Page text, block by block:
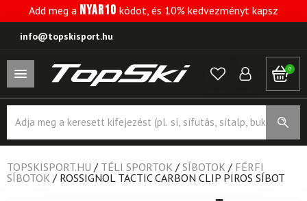
Add meg a NYAR10 kódot, és 10% kedvezményt kapsz
info@topskisport.hu
0
search
TOPSKISPORT.HU / TÉLI SPORTOK / SÍBOTOK / FÉRFI
SÍBOTOK / ROSSIGNOL TACTIC CARBON CLIP PIROS SÍBOT